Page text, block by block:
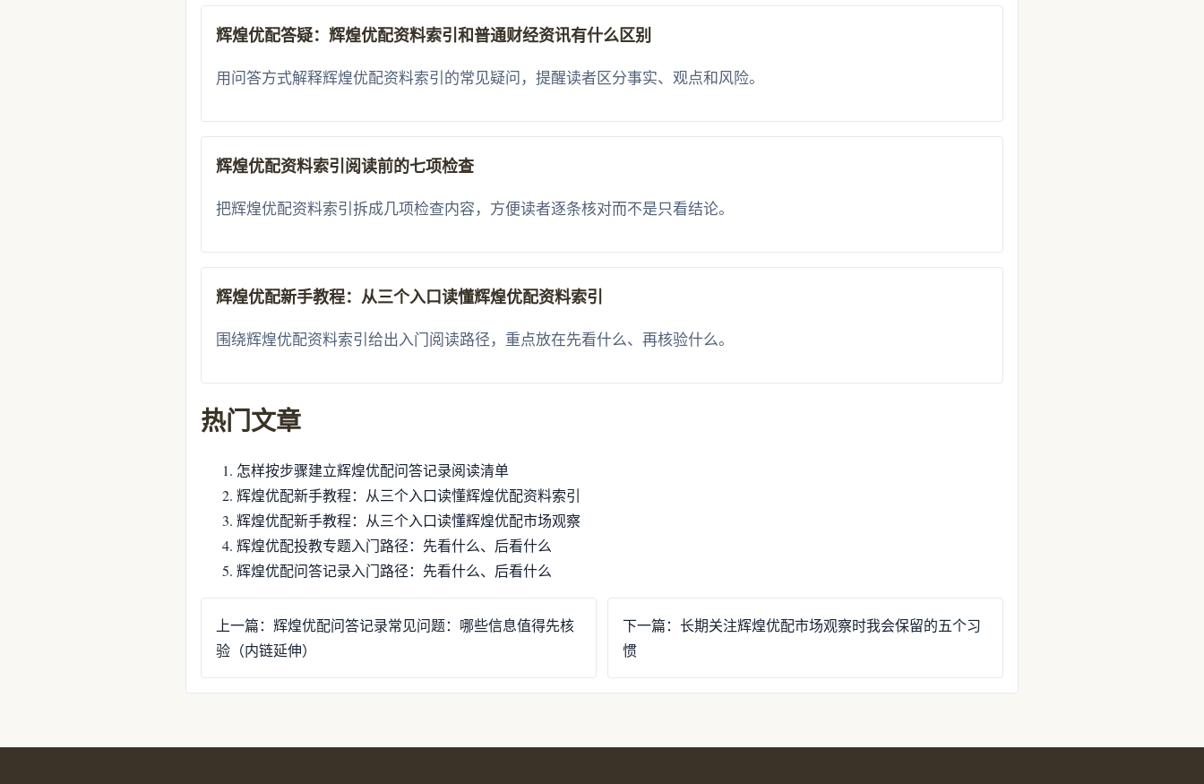
辉煌优配答疑：辉煌优配资料索引和普通财经资讯有什么区别
用问答方式解释辉煌优配资料索引的常见疑问，提醒读者区分事实、观点和风险。
辉煌优配资料索引阅读前的七项检查
把辉煌优配资料索引拆成几项检查内容，方便读者逐条核对而不是只看结论。
辉煌优配新手教程：从三个入口读懂辉煌优配资料索引
围绕辉煌优配资料索引给出入门阅读路径，重点放在先看什么、再核验什么。
热门文章
怎样按步骤建立辉煌优配问答记录阅读清单
辉煌优配新手教程：从三个入口读懂辉煌优配资料索引
辉煌优配新手教程：从三个入口读懂辉煌优配市场观察
辉煌优配投教专题入门路径：先看什么、后看什么
辉煌优配问答记录入门路径：先看什么、后看什么
上一篇：辉煌优配问答记录常见问题：哪些信息值得先核
验（内链延伸）
下一篇：长期关注辉煌优配市场观察时我会保留的五个习
惯